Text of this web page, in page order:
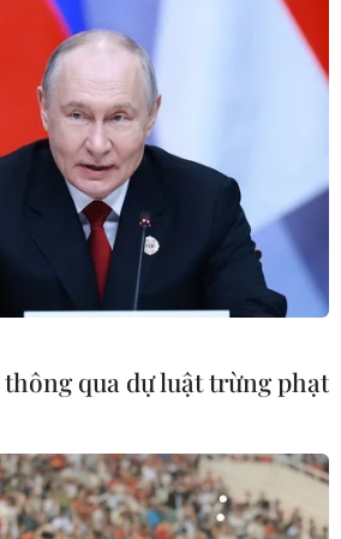
nghiệp Hàn
Malaysia: Đi
lên nấc thang giá
dịch thu hút
chuỗi giá trị
qua dự luật trừng phạt